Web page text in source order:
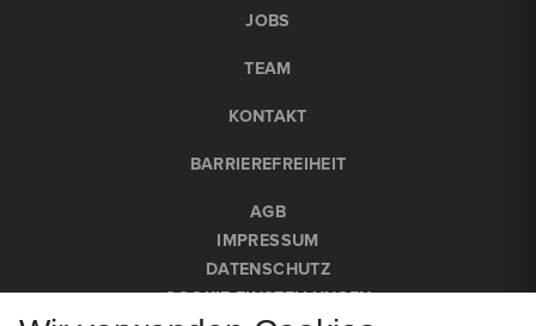
JOBS
TEAM
KONTAKT
BARRIEREFREIHEIT
AGB
IMPRESSUM
DATENSCHUTZ
COOKIE-EINSTELLUNGEN